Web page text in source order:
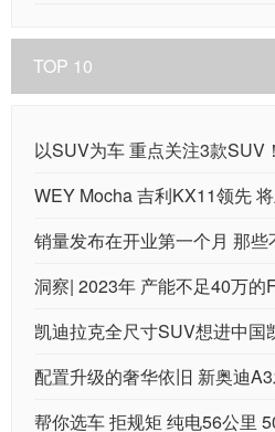
TOP 10
WEY Mocha 吉利KX11领先
配置升级的奢华依旧 新奥迪
帮你选车 拒规矩 纯电56公里